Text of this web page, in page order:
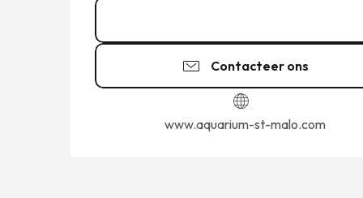
Contacteer ons
www.aquarium-st-malo.com